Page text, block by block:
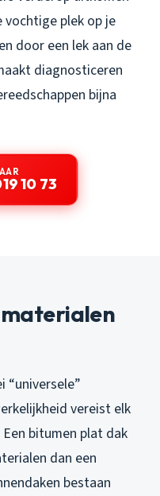
plek op je
door een lek aan de
diagnosticeren
bijna
10 73
materialen
“universele”
vereist elk
bitumen plat dak
dan een
bestaan